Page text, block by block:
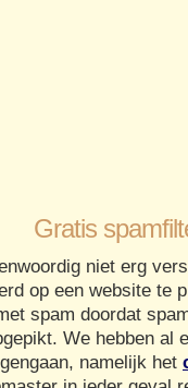
Gratis
niet erg
op een website te
spam doordat
We hebben al
namelijk het